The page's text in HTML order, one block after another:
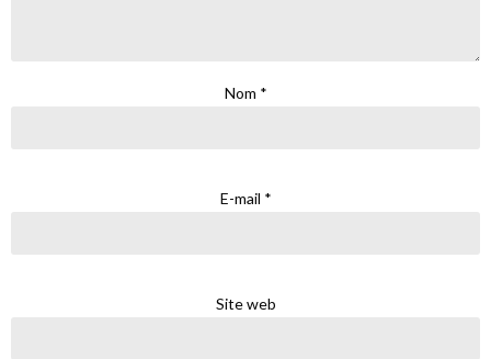
Nom *
E-mail *
Site web